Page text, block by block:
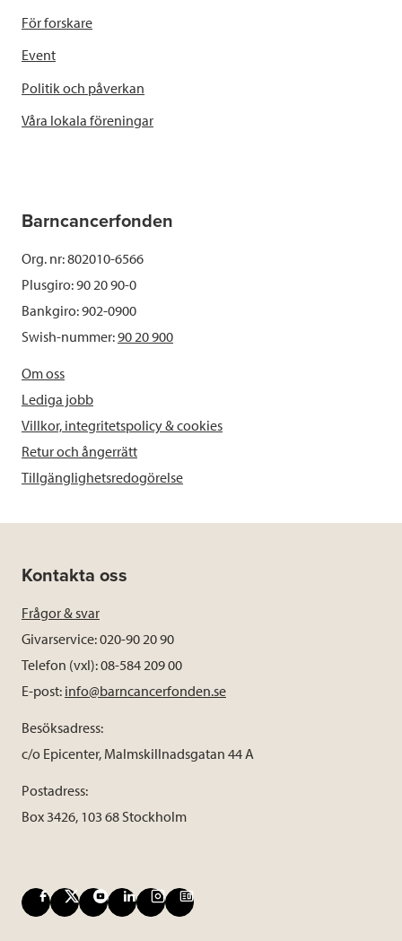
För forskare
Event
Politik och påverkan
Våra lokala föreningar
Barncancerfonden
Org. nr: 802010-6566
Plusgiro: 90 20 90-0
Bankgiro: 902-0900
Swish-nummer:90 20 900
Om oss
Lediga jobb
Villkor, integritetspolicy & cookies
Retur och ångerrätt
Tillgänglighetsredogörelse
Kontakta oss
Frågor & svar
Givarservice: 020-90 20 90
Telefon (vxl): 08-584 209 00
E-post: info@barncancerfonden.se
Besöksadress:
c/o Epicenter, Malmskillnadsgatan 44 A
Postadress:
Box 3426, 103 68 Stockholm
F
X
Y
L
I
B